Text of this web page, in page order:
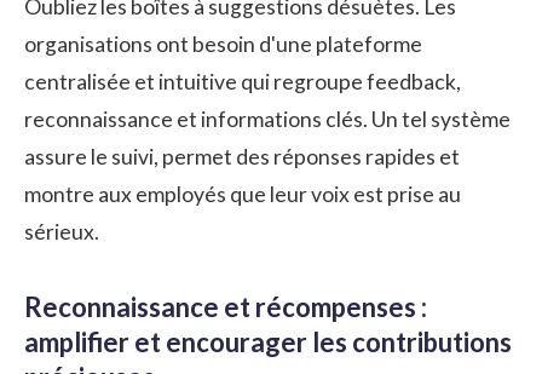
Oubliez les boîtes à suggestions désuètes. Les
organisations ont besoin d'une plateforme
centralisée et intuitive qui regroupe feedback,
reconnaissance et informations clés. Un tel système
assure le suivi, permet des réponses rapides et
montre aux employés que leur voix est prise au
sérieux.
Reconnaissance et récompenses :
amplifier et encourager les contributions